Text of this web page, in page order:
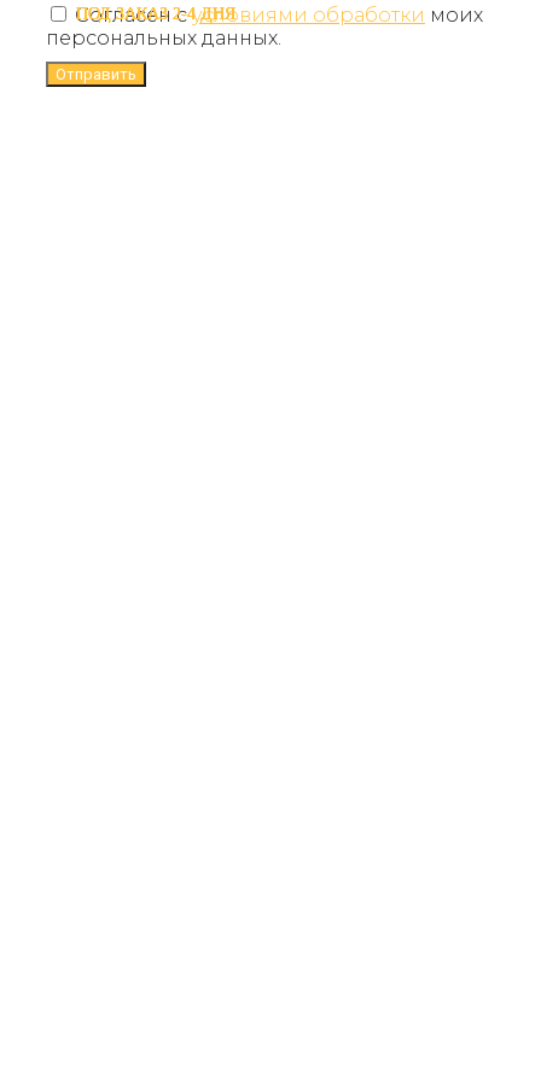
ПОД ЗАКАЗ 2-4 ДНЯ
ПОД ЗАКАЗ 2-4 ДНЯ
ПОД ЗАКАЗ 2-4 ДНЯ
ПОД ЗАКАЗ 2-4 ДНЯ
Согласен сусловиями обработки моих
персональных данных.
Отправить